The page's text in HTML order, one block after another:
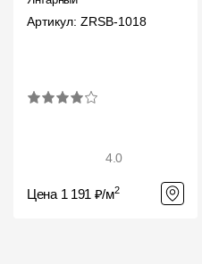
Артикул: ZRSB-1018
4.0
Цена 1 191 ₽/м2